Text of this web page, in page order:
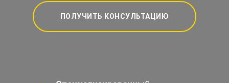
ПОЛУЧИТЬ КОНСУЛЬТАЦИЮ